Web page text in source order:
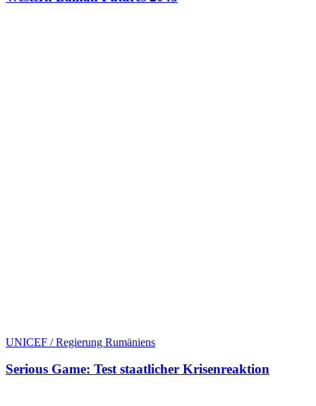
UNICEF / Regierung Rumäniens
Serious Game: Test staatlicher Krisenreaktion